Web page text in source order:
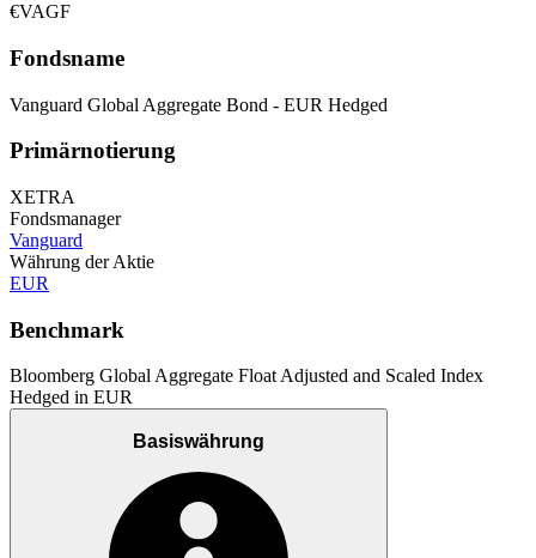
€VAGF
Fondsname
Vanguard Global Aggregate Bond - EUR Hedged
Primärnotierung
XETRA
Fondsmanager
Vanguard
Währung der Aktie
EUR
Benchmark
Bloomberg Global Aggregate Float Adjusted and Scaled Index
Hedged in EUR
Basiswährung